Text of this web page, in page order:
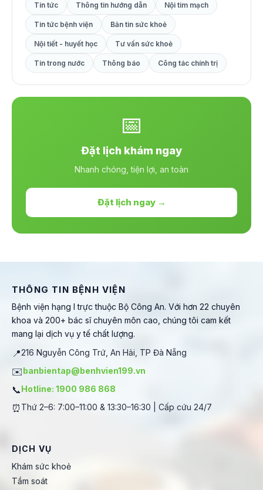
Tin tức Thông tin hướng dẫn Nội tim mạch
Tin tức bệnh viện Bản tin sức khoẻ
Nội tiết - huyết học Tư vấn sức khoẻ
Tin trong nước Thông báo Công tác chính trị
📅
Đặt lịch khám ngay
Nhanh chóng, tiện lợi, an toàn
Đặt lịch ngay →
THÔNG TIN BỆNH VIỆN
Bệnh viện hạng I trực thuộc Bộ Công An. Với hơn 22 chuyên
khoa và 200+ bác sĩ chuyên môn cao, chúng tôi cam kết
mang lại dịch vụ y tế chất lượng.
📍216 Nguyễn Công Trứ, An Hải, TP Đà Nẵng
✉️banbientap@benhvien199.vn
📞Hotline: 1900 986 868
⏰ Thứ 2–6: 7:00–11:00 & 13:30–16:30 | Cấp cứu 24/7
DỊCH VỤ
Khám sức khoẻ
Tầm soát